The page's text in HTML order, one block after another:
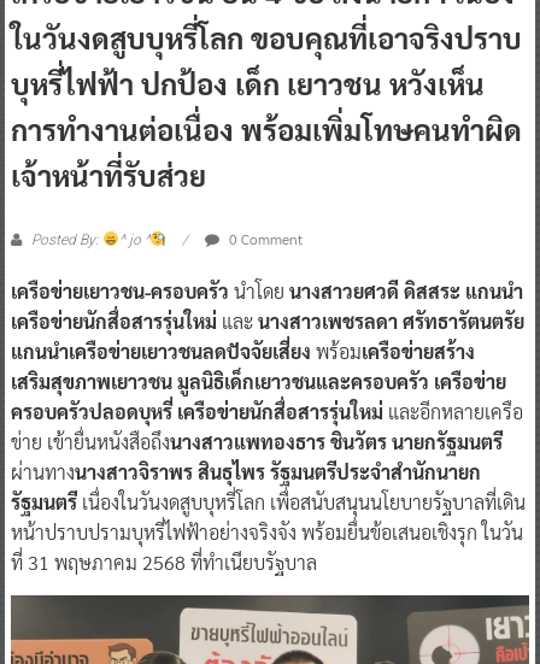
ในวันงดสูบบุหรี่โลก ขอบคุณที่เอาจริงปราบ
บุหรี่ไฟฟ้า ปกป้อง เด็ก เยาวชน หวังเห็น
การทำงานต่อเนื่อง พร้อมเพิ่มโทษคนทำผิด
เจ้าหน้าที่รับส่วย
Posted By: ^ jo ^ 0 Comment
เครือข่ายเยาวชน-ครอบครัว นำโดย นางสาวยศวดี ดิสสระ แกนนำ
เครือข่ายนักสื่อสารรุ่นใหม่ และนางสาวเพชรลดา ศรัทธารัตนตรัย
แกนนำเครือข่ายเยาวชนลดปัจจัยเสี่ยง พร้อมเครือข่ายสร้าง
เสริมสุขภาพเยาวชน มูลนิธิเด็กเยาวชนและครอบครัว เครือข่าย
ครอบครัวปลอดบุหรี่ เครือข่ายนักสื่อสารรุ่นใหม่ และอีกหลายเครือ
ข่าย เข้ายื่นหนังสือถึงนางสาวแพทองธาร ชินวัตร นายกรัฐมนตรี
ผ่านทางนางสาวจิราพร สินธุไพร รัฐมนตรีประจำสำนักนายก
รัฐมนตรี เนื่องในวันงดสูบบุหรี่โลก เพื่อสนับสนุนนโยบายรัฐบาลที่เดิน
หน้าปราบปรามบุหรี่ไฟฟ้าอย่างจริงจัง พร้อมยื่นข้อเสนอเชิงรุก ในวัน
ที่ 31 พฤษภาคม 2568 ที่ทำเนียบรัฐบาล